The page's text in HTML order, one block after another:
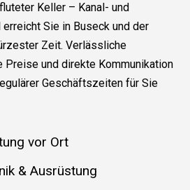
Keller – Kanal- und
erreicht Sie in Buseck und der
Zeit. Verlässliche
Preise und direkte Kommunikation
Geschäftszeiten für Sie
vor Ort
& Ausrüstung